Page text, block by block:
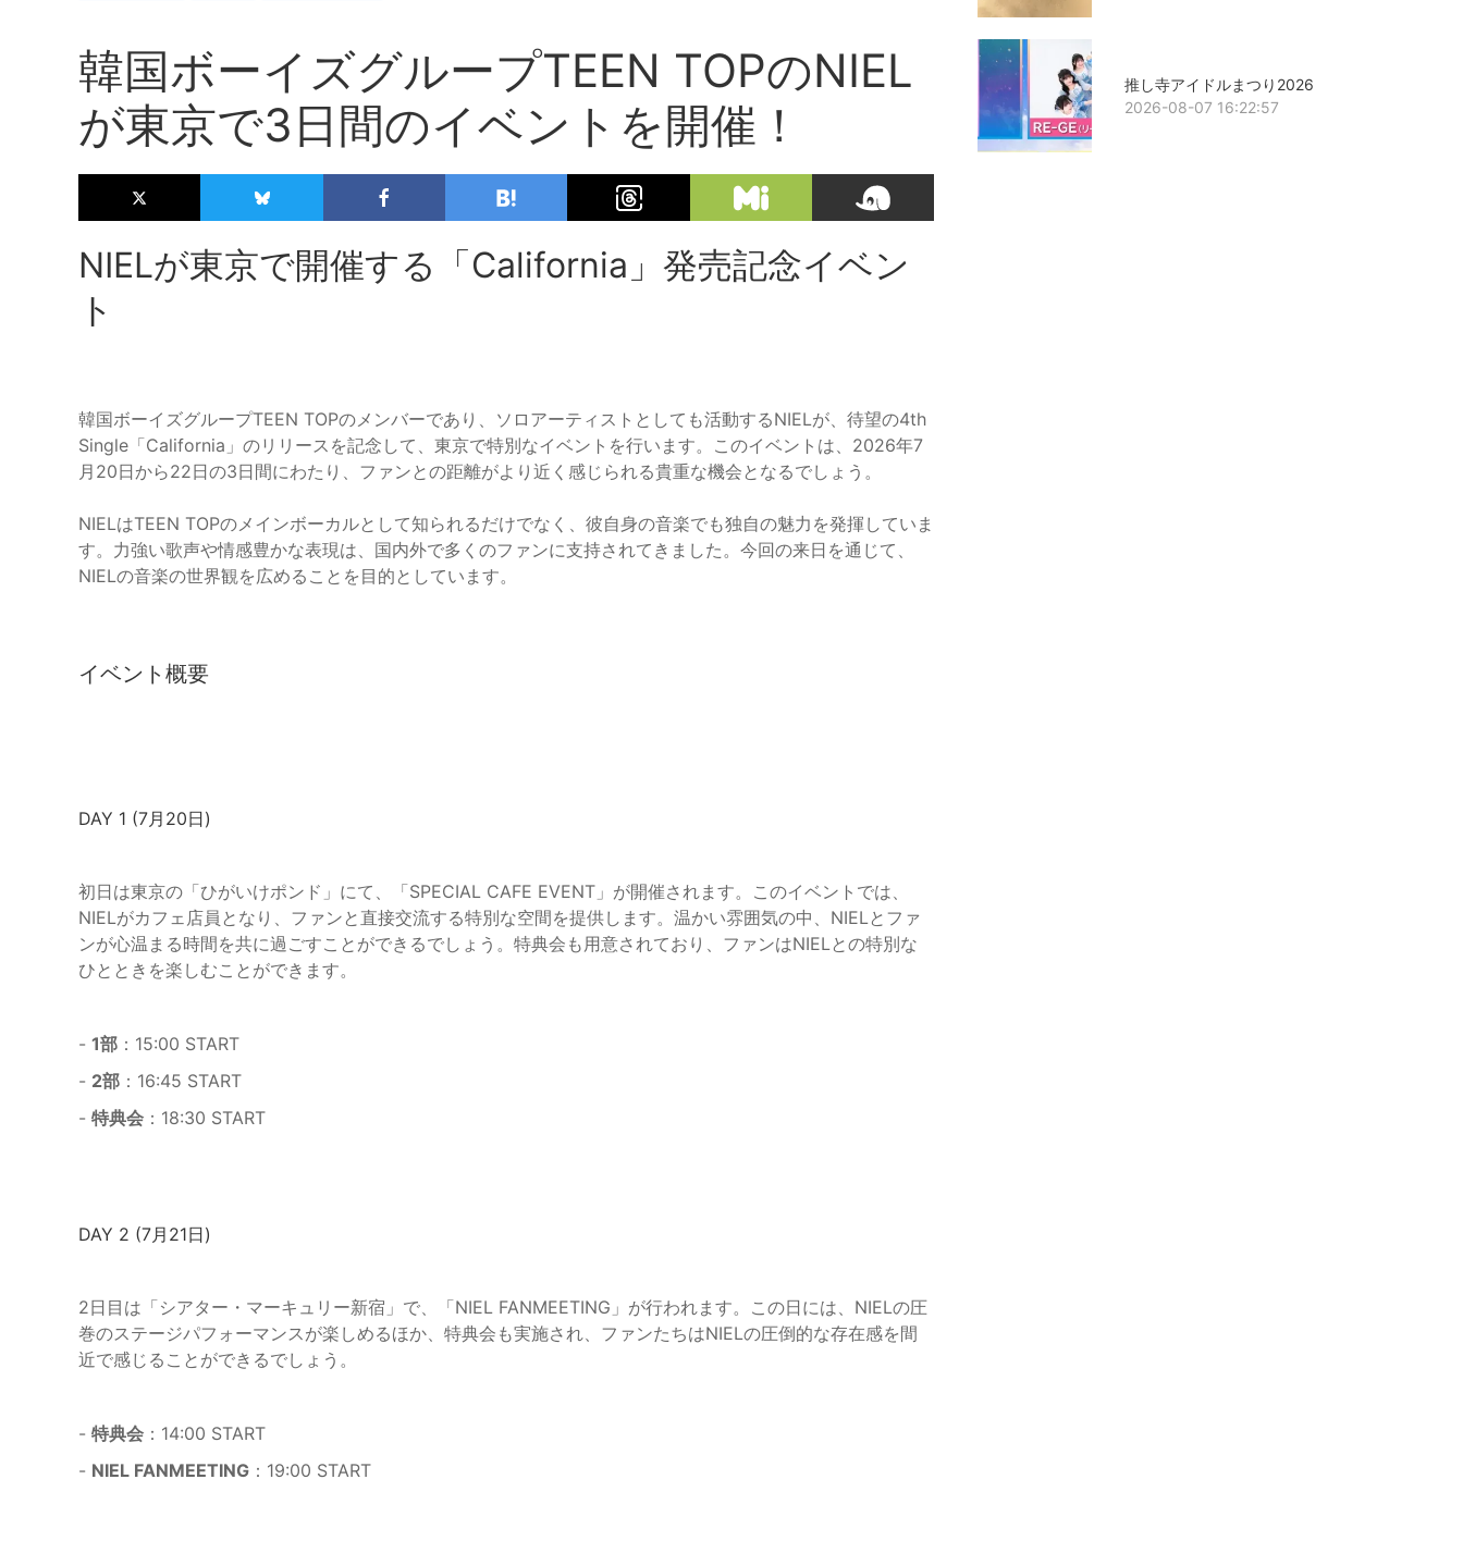
韓国ボーイズグループTEEN TOPのNIEL
が東京で3日間のイベントを開催！
NIELが東京で開催する「California」発売記念イベン
ト
韓国ボーイズグループTEEN TOPのメンバーであり、ソロアーティストとしても活動するNIELが、待望の4th
Single「California」のリリースを記念して、東京で特別なイベントを行います。このイベントは、2026年7
月20日から22日の3日間にわたり、ファンとの距離がより近く感じられる貴重な機会となるでしょう。
NIELはTEEN TOPのメインボーカルとして知られるだけでなく、彼自身の音楽でも独自の魅力を発揮していま
す。力強い歌声や情感豊かな表現は、国内外で多くのファンに支持されてきました。今回の来日を通じて、
NIELの音楽の世界観を広めることを目的としています。
イベント概要
DAY 1 (7月20日)
初日は東京の「ひがいけポンド」にて、「SPECIAL CAFE EVENT」が開催されます。このイベントでは、
NIELがカフェ店員となり、ファンと直接交流する特別な空間を提供します。温かい雰囲気の中、NIELとファ
ンが心温まる時間を共に過ごすことができるでしょう。特典会も用意されており、ファンはNIELとの特別な
ひとときを楽しむことができます。
- 1部 ：15:00 START
- 2部 ：16:45 START
- 特典会 ：18:30 START
DAY 2 (7月21日)
2日目は「シアター・マーキュリー新宿」で、「NIEL FANMEETING」が行われます。この日には、NIELの圧
巻のステージパフォーマンスが楽しめるほか、特典会も実施され、ファンたちはNIELの圧倒的な存在感を間
近で感じることができるでしょう。
- 特典会 ：14:00 START
- NIEL FANMEETING ：19:00 START
推し寺アイドルまつり2026
2026-08-07 16:22:57